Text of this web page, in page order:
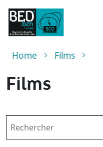
Skip to main content
Breadcrumb
Home Films
Films